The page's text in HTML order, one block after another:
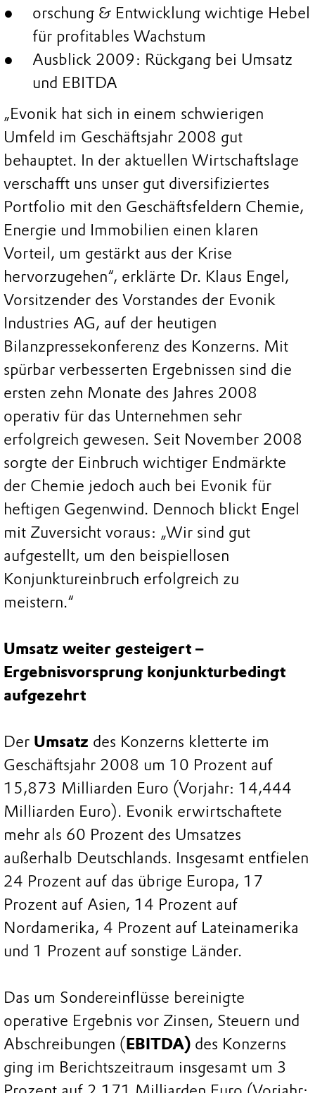
orschung & Entwicklung wichtige Hebel
für profitables Wachstum
Ausblick 2009: Rückgang bei Umsatz
und EBITDA
„Evonik hat sich in einem schwierigen
Umfeld im Geschäftsjahr 2008 gut
behauptet. In der aktuellen Wirtschaftslage
verschafft uns unser gut diversifiziertes
Portfolio mit den Geschäftsfeldern Chemie,
Energie und Immobilien einen klaren
Vorteil, um gestärkt aus der Krise
hervorzugehen“, erklärte Dr. Klaus Engel,
Vorsitzender des Vorstandes der Evonik
Industries AG, auf der heutigen
Bilanzpressekonferenz des Konzerns. Mit
spürbar verbesserten Ergebnissen sind die
ersten zehn Monate des Jahres 2008
operativ für das Unternehmen sehr
erfolgreich gewesen. Seit November 2008
sorgte der Einbruch wichtiger Endmärkte
der Chemie jedoch auch bei Evonik für
heftigen Gegenwind. Dennoch blickt Engel
mit Zuversicht voraus: „Wir sind gut
aufgestellt, um den beispiellosen
Konjunktureinbruch erfolgreich zu
meistern.“
Umsatz weiter gesteigert –
Ergebnisvorsprung konjunkturbedingt
aufgezehrt
Der Umsatz des Konzerns kletterte im
Geschäftsjahr 2008 um 10 Prozent auf
15,873 Milliarden Euro (Vorjahr: 14,444
Milliarden Euro). Evonik erwirtschaftete
mehr als 60 Prozent des Umsatzes
außerhalb Deutschlands. Insgesamt entfielen
24 Prozent auf das übrige Europa, 17
Prozent auf Asien, 14 Prozent auf
Nordamerika, 4 Prozent auf Lateinamerika
und 1 Prozent auf sonstige Länder.
Das um Sondereinflüsse bereinigte
operative Ergebnis vor Zinsen, Steuern und
Abschreibungen (EBITDA) des Konzerns
ging im Berichtszeitraum insgesamt um 3